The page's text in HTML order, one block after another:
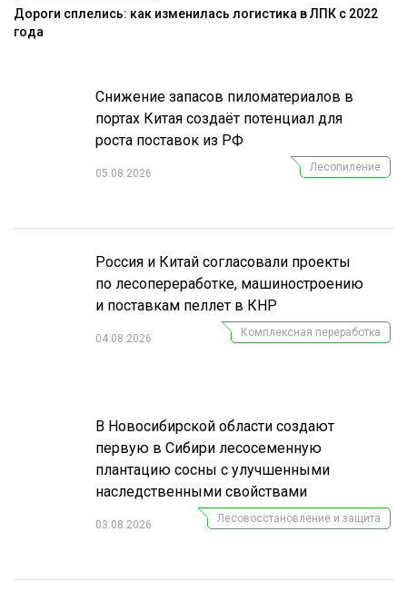
Снижение запасов пиломатериалов в
портах Китая создаёт потенциал для
роста поставок из РФ
05.08.2026
Лесопиление
Россия и Китай согласовали проекты
по лесопереработке, машиностроению
и поставкам пеллет в КНР
04.08.2026
Комплексная переработка
В Новосибирской области создают
первую в Сибири лесосеменную
плантацию сосны с улучшенными
наследственными свойствами
03.08.2026
Лесовосстановление и защита
Дороги сплелись: как изменилась логистика в ЛПК с 2022
года